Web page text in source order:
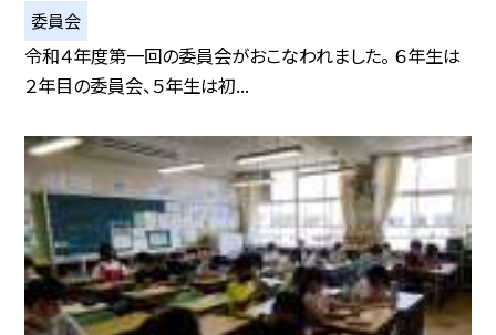
委員会
令和４年度第一回の委員会がおこなわれました。 ６年生は
２年目の委員会、５年生は初...